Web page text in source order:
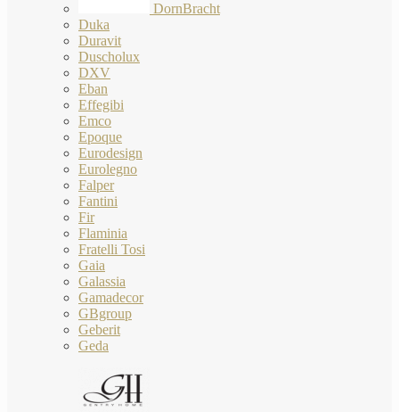
DornBracht
Duka
Duravit
Duscholux
DXV
Eban
Effegibi
Emco
Epoque
Eurodesign
Eurolegno
Falper
Fantini
Fir
Flaminia
Fratelli Tosi
Gaia
Galassia
Gamadecor
GBgroup
Geberit
Geda